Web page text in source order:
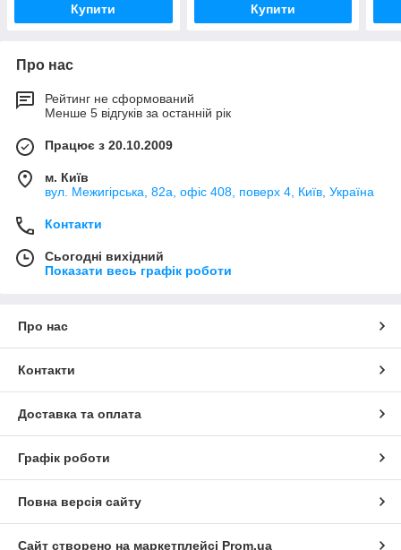
Купити Купити
Про нас
Рейтинг не сформований
Менше 5 відгуків за останній рік
Працює з 20.10.2009
м. Київ
вул. Межигірська, 82а, офіс 408, поверх 4, Київ, Україна
Контакти
Сьогодні вихідний
Показати весь графік роботи
Про нас
Контакти
Доставка та оплата
Графік роботи
Повна версія сайту
Сайт створено на маркетплейсі Prom.ua